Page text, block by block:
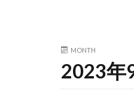
MONTH
2023年